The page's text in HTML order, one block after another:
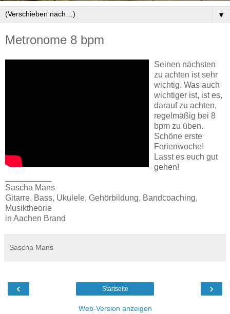
▼
Metronome 8 bpm
Seinen nächsten
zu achten ist sehr
wichtig. Was auch
wichtiger ist, ist es,
darauf zu achten,
regelmäßig bei 8
bpm zu üben.
Schöne erste
Ferienwoche!
Lasst es euch gut
gehen!
Sascha Mans
Gitarre, Bass, Ukulele, Gehörbildung, Bandcoaching,
Musiktheorie
in Aachen Brand
Sascha Mans
‹ ›
Startseite
Web-Version anzeigen